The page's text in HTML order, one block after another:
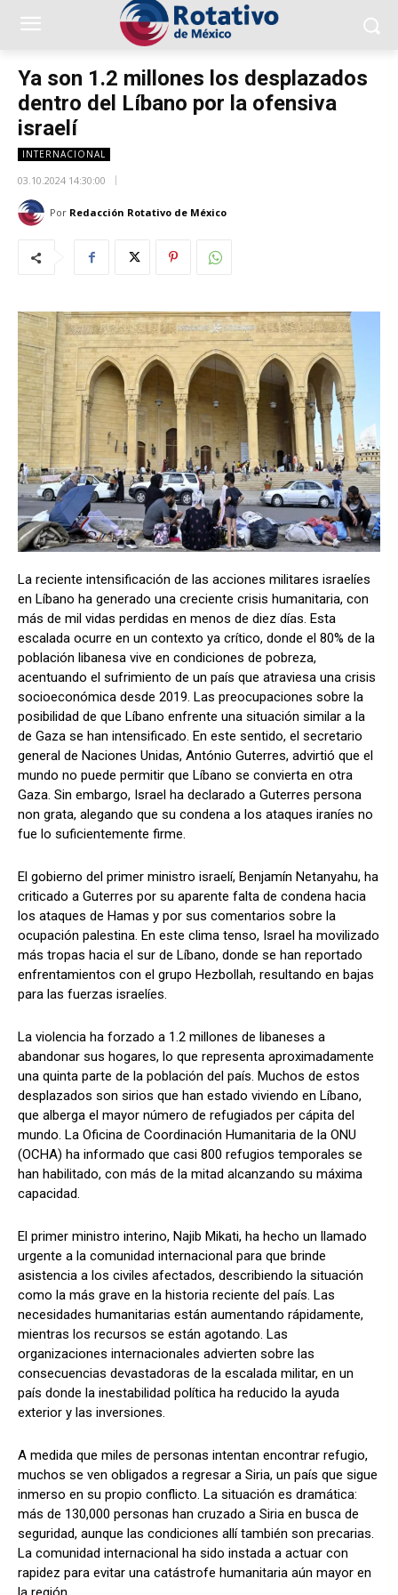
Ya son 1.2 millones los desplazados
dentro del Líbano por la ofensiva
israelí
INTERNACIONAL
03.10.2024 14:30:00
Por Redacción Rotativo de México
La reciente intensificación de las acciones militares israelíes
en Líbano ha generado una creciente crisis humanitaria, con
más de mil vidas perdidas en menos de diez días. Esta
escalada ocurre en un contexto ya crítico, donde el 80% de la
población libanesa vive en condiciones de pobreza,
acentuando el sufrimiento de un país que atraviesa una crisis
socioeconómica desde 2019. Las preocupaciones sobre la
posibilidad de que Líbano enfrente una situación similar a la
de Gaza se han intensificado. En este sentido, el secretario
general de Naciones Unidas, António Guterres, advirtió que el
mundo no puede permitir que Líbano se convierta en otra
Gaza. Sin embargo, Israel ha declarado a Guterres persona
non grata, alegando que su condena a los ataques iraníes no
fue lo suficientemente firme.
El gobierno del primer ministro israelí, Benjamín Netanyahu, ha
criticado a Guterres por su aparente falta de condena hacia
los ataques de Hamas y por sus comentarios sobre la
ocupación palestina. En este clima tenso, Israel ha movilizado
más tropas hacia el sur de Líbano, donde se han reportado
enfrentamientos con el grupo Hezbollah, resultando en bajas
para las fuerzas israelíes.
La violencia ha forzado a 1.2 millones de libaneses a
abandonar sus hogares, lo que representa aproximadamente
una quinta parte de la población del país. Muchos de estos
desplazados son sirios que han estado viviendo en Líbano,
que alberga el mayor número de refugiados per cápita del
mundo. La Oficina de Coordinación Humanitaria de la ONU
(OCHA) ha informado que casi 800 refugios temporales se
han habilitado, con más de la mitad alcanzando su máxima
capacidad.
El primer ministro interino, Najib Mikati, ha hecho un llamado
urgente a la comunidad internacional para que brinde
asistencia a los civiles afectados, describiendo la situación
como la más grave en la historia reciente del país. Las
necesidades humanitarias están aumentando rápidamente,
mientras los recursos se están agotando. Las
organizaciones internacionales advierten sobre las
consecuencias devastadoras de la escalada militar, en un
país donde la inestabilidad política ha reducido la ayuda
exterior y las inversiones.
A medida que miles de personas intentan encontrar refugio,
muchos se ven obligados a regresar a Siria, un país que sigue
inmerso en su propio conflicto. La situación es dramática:
más de 130,000 personas han cruzado a Siria en busca de
seguridad, aunque las condiciones allí también son precarias.
La comunidad internacional ha sido instada a actuar con
rapidez para evitar una catástrofe humanitaria aún mayor en